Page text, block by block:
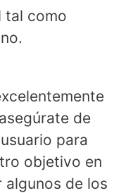
tal como
de
para
objetivo en
algunos de los